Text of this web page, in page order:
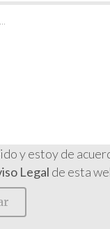
y estoy de
Legal de esta